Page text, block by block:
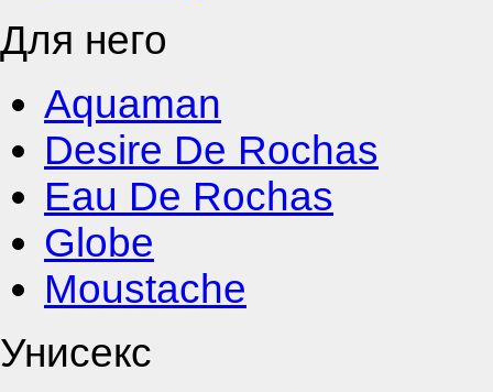
Для него
Aquaman
Desire De Rochas
Eau De Rochas
Globe
Moustache
Унисекс